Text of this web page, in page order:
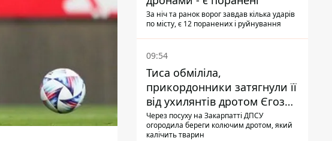
За ніч та ранок ворог завдав кілька ударів
по місту, є 12 поранених і руйнування
09:54
Тиса обміліла,
прикордонники затягнули її
від ухилянтів дротом Єгоза,
який вбиває диких тварин -
правозахисники бʼють на
Через посуху на Закарпатті ДПСУ
огородила береги колючим дротом, який
калічить тварин